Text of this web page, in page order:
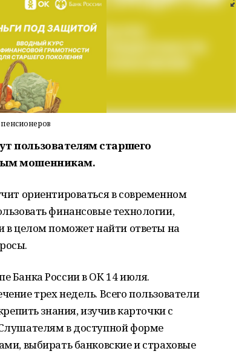
пользователям старшего
мошенникам.
ориентироваться в современном
финансовые технологии,
в целом поможет найти ответы на
Банка России в ОК 14 июля.
трех недель. Всего пользователи
знания, изучив карточки с
в доступной форме
выбирать банковские и страховые